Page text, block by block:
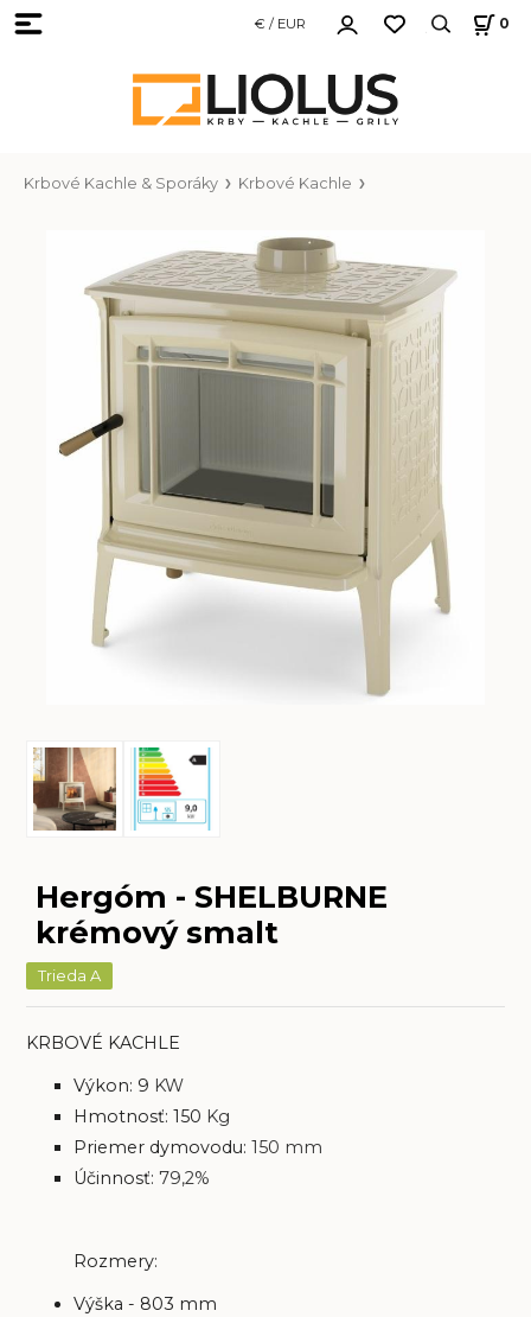
€ / EUR 0
Krbové Kachle & Sporáky Krbové Kachle
Hergóm - SHELBURNE
krémový smalt
Trieda A
KRBOVÉ KACHLE
Výkon: 9 KW
Hmotnosť: 150 Kg
Priemer dymovodu: 150 mm
Účinnosť: 79,2%
Rozmery:
Výška - 803 mm